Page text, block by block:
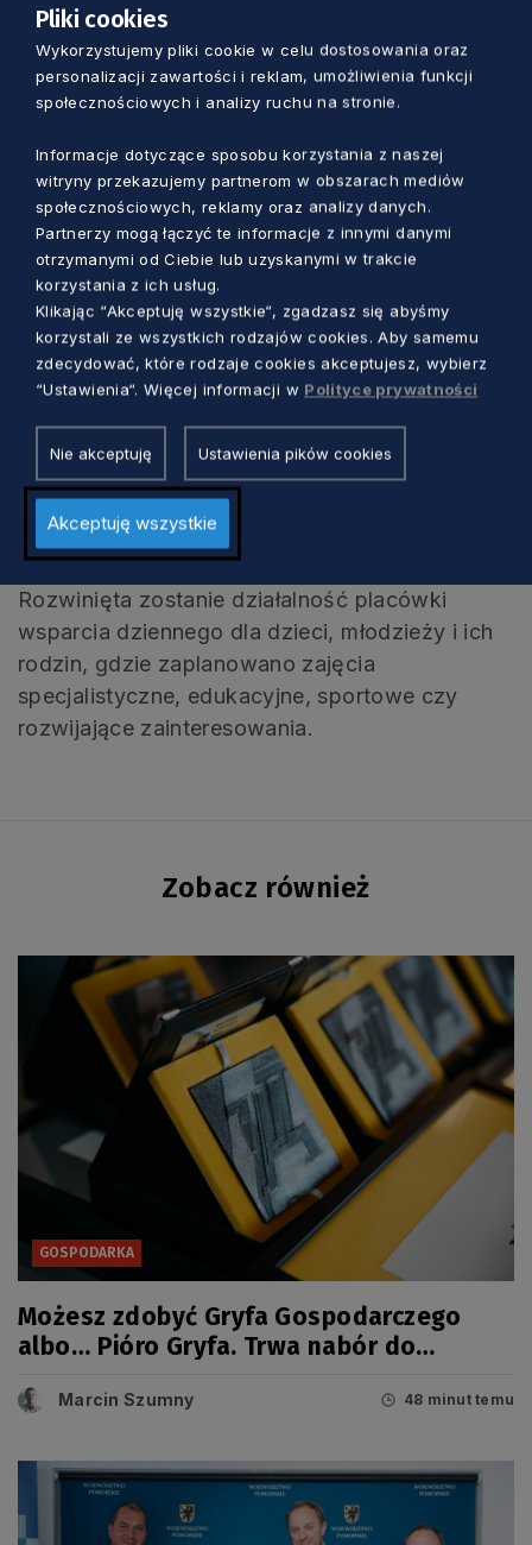
– To będzie jedno z najpiękniejszych
miejsc w naszym mieście. Zadbamy nie
Będzie się dużo działo – zapowiada
Jolanta Szewczun, burmistrz
Dzierzgonia.
W Sztumie uporządkowana zostanie przestrzeń
na obszarze rewitalizacji oraz utworzona
będzie świetlica socjoterapeutyczna. Wsparcie
otrzymają mieszkańcy zagrożeni wykluczeniem
historycznej stolicy Pomorza, rewitalizacja
obejmie rejon dawnego dworca kolejowego.
Planowana jest m.in. termomodernizacja
położonego w pobliżu budynku mieszkalnego.
Rozwinięta zostanie działalność placówki
wsparcia dziennego dla dzieci, młodzieży i ich
rodzin, gdzie zaplanowano zajęcia
specjalistyczne, edukacyjne, sportowe czy
rozwijające zainteresowania.
Zobacz również
GOSPODARKA
Możesz zdobyć Gryfa Gospodarczego
albo… Pióro Gryfa. Trwa nabór do
Marcin Szumny 48 minut temu
Pliki cookies
Wykorzystujemy pliki cookie w celu dostosowania oraz
personalizacji zawartości i reklam, umożliwienia funkcji
społecznościowych i analizy ruchu na stronie.
Informacje dotyczące sposobu korzystania z naszej
witryny przekazujemy partnerom w obszarach mediów
społecznościowych, reklamy oraz analizy danych.
Partnerzy mogą łączyć te informacje z innymi danymi
otrzymanymi od Ciebie lub uzyskanymi w trakcie
korzystania z ich usług.
Klikając “Akceptuję wszystkie“, zgadzasz się abyśmy
korzystali ze wszystkich rodzajów cookies. Aby samemu
zdecydować, które rodzaje cookies akceptujesz, wybierz
“Ustawienia“. Więcej informacji w Polityce prywatności
Nie akceptuję Ustawienia pików cookies
Akceptuję wszystkie